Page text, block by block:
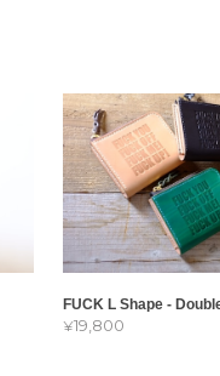
FUCK L Shape -
¥19,800